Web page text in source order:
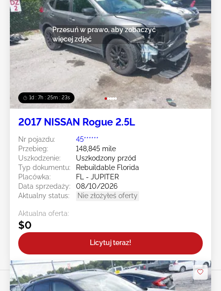
1d : 7h : 25m : 20s
Przesuń w prawo, aby zobaczyć
więcej zdjęć
2017 NISSAN Rogue 2.5L
Nr pojazdu:
45******
Przebieg:
148,845 mile
Uszkodzenie:
Uszkodzony przód
Typ dokumentu:
Rebuildable Florida
Placówka:
FL - JUPITER
Data sprzedaży:
08/10/2026
Aktualny status:
Nie złożyłeś oferty
Aktualna oferta:
$0
Licytuj teraz!